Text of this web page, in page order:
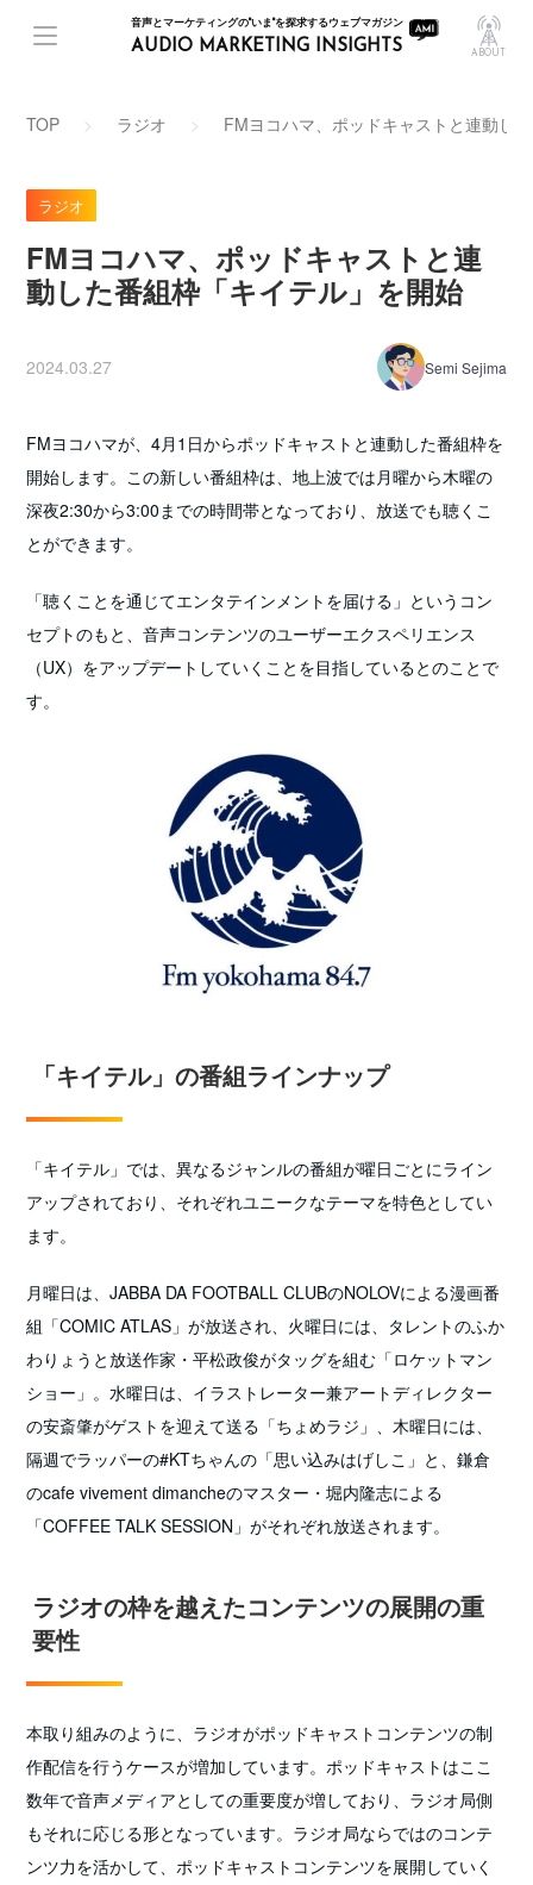
音声とマーケティングの"いま"を探求するウェブマガジン
AUDIO MARKETING INSIGHTS ABOUT
TOP ラジオ FMヨコハマ、ポッドキャストと連動し
ラジオ
FMヨコハマ、ポッドキャストと連
動した番組枠「キイテル」を開始
2024.03.27 Semi Sejima
FMヨコハマが、4月1日からポッドキャストと連動した番組枠を
開始します。この新しい番組枠は、地上波では月曜から木曜の
深夜2:30から3:00までの時間帯となっており、放送でも聴くこ
とができます。
「聴くことを通じてエンタテインメントを届ける」というコン
セプトのもと、音声コンテンツのユーザーエクスペリエンス
（UX）をアップデートしていくことを目指しているとのことで
す。
「キイテル」の番組ラインナップ
「キイテル」では、異なるジャンルの番組が曜日ごとにライン
アップされており、それぞれユニークなテーマを特色としてい
ます。
月曜日は、JABBA DA FOOTBALL CLUBのNOLOVによる漫画番
組「COMIC ATLAS」が放送され、火曜日には、タレントのふか
わりょうと放送作家・平松政俊がタッグを組む「ロケットマン
ショー」。水曜日は、イラストレーター兼アートディレクター
の安斎肇がゲストを迎えて送る「ちょめラジ」、木曜日には、
隔週でラッパーの#KTちゃんの「思い込みはげしこ」と、鎌倉
のcafe vivement dimancheのマスター・堀内隆志による
「COFFEE TALK SESSION」がそれぞれ放送されます。
ラジオの枠を越えたコンテンツの展開の重
要性
本取り組みのように、ラジオがポッドキャストコンテンツの制
作配信を行うケースが増加しています。ポッドキャストはここ
数年で音声メディアとしての重要度が増しており、ラジオ局側
もそれに応じる形となっています。ラジオ局ならではのコンテ
ンツ力を活かして、ポッドキャストコンテンツを展開していく